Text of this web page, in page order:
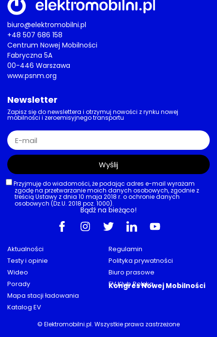
biuro@elektromobilni.pl
+48 507 686 158
Centrum Nowej Mobilności
Fabryczna 5A
00-446 Warszawa
www.psnm.org
Aktualności
Testy i opinie
Wideo
Porady
Mapa stacji ładowania
Katalog EV
Regulamin
Polityka prywatności
Biuro prasowe
EV Klub Polska
Kongres Nowej Mobilności
Newsletter
Zapisz się do newslettera i otrzymuj nowości z rynku nowej
mobilności i zeroemisyjnego transportu
Przyjmuję do wiadomości, że podając adres e-mail wyrażam
zgodę na przetwarzanie moich danych osobowych, zgodnie z
treścią Ustawy z dnia 10 maja 2018 r. o ochronie danych
osobowych (Dz.U. 2018 poz. 1000).
Wyślij
Bądź na bieżąco!
© Elektromobilni.pl. Wszystkie prawa zastrzeżone